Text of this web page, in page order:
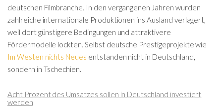
deutschen Filmbranche. In den vergangenen Jahren wurden
zahlreiche internationale Produktionen ins Ausland verlagert,
weil dort günstigere Bedingungen und attraktivere
Fördermodelle lockten. Selbst deutsche Prestigeprojekte wie
Im Westen nichts Neues entstanden nicht in Deutschland,
sondern in Tschechien.
Acht Prozent des Umsatzes sollen in Deutschland investiert
werden